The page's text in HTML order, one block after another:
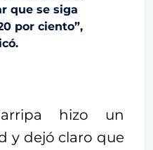
que se siga
por ciento”,
hizo un
y dejó claro que